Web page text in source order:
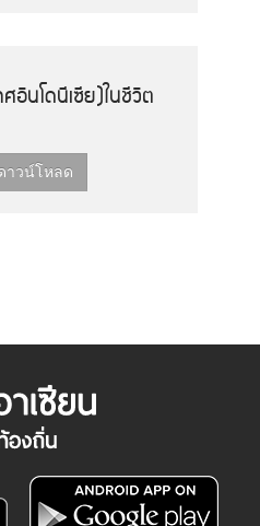
อินโดนีเซีย)ในชีวิต
าวน์โหลด